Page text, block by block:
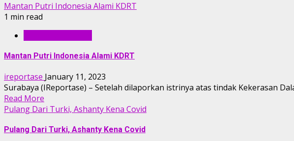
Mantan Putri Indonesia Alami KDRT
1 min read
Mantan Putri Indonesia Alami KDRT
ireportase January 11, 2023
Surabaya (IReportase) – Setelah dilaporkan istrinya atas tindak Kekerasan
Read More
Pulang Dari Turki, Ashanty Kena Covid
Pulang Dari Turki, Ashanty Kena Covid